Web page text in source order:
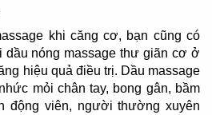
khi căng cơ, bạn cũng có
dầu nóng massage thư giãn cơ ở
hiệu quả điều trị. Dầu massage
mỏi chân tay, bong gân, bầm
động viên, người thường xuyên